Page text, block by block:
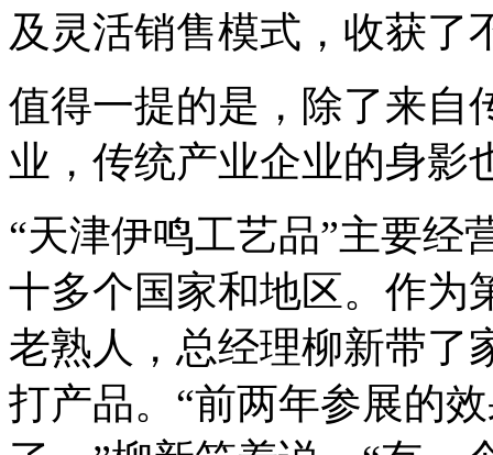
及灵活销售模式，收获了
值得一提的是，除了来自
业，传统产业企业的身影
“天津伊鸣工艺品”主要经
十多个国家和地区。作为
老熟人，总经理柳新带了
打产品。“前两年参展的